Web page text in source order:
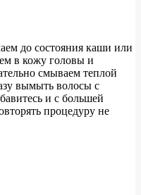
до состояния каши или
в кожу головы и
смываем теплой
вымыть волосы с
и с большей
процедуру не